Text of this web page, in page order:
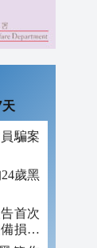
天
騙案
歲黑
首次
損毀